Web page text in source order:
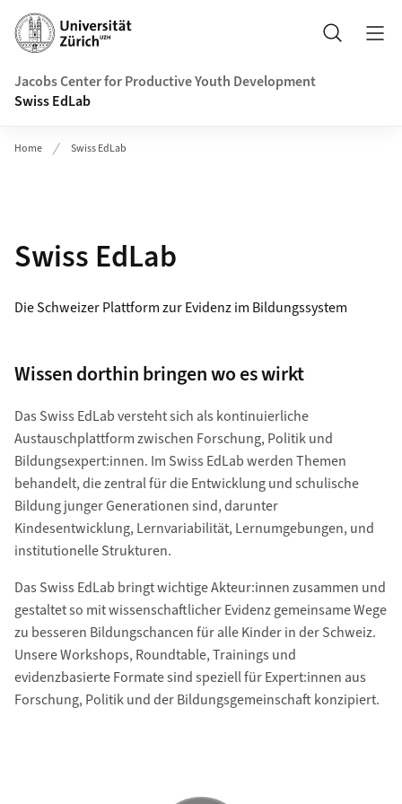
Header
Suche
Jacobs Center for Productive Youth Development
Swiss EdLab
Home Swiss EdLab
Swiss EdLab
Die Schweizer Plattform zur Evidenz im Bildungssystem
Wissen dorthin bringen wo es wirkt
Das Swiss EdLab versteht sich als kontinuierliche
Austauschplattform zwischen Forschung, Politik und
Bildungsexpert:innen. Im Swiss EdLab werden Themen
behandelt, die zentral für die Entwicklung und schulische
Bildung junger Generationen sind, darunter
Kindesentwicklung, Lernvariabilität, Lernumgebungen, und
institutionelle Strukturen.
Das Swiss EdLab bringt wichtige Akteur:innen zusammen und
gestaltet so mit wissenschaftlicher Evidenz gemeinsame Wege
zu besseren Bildungschancen für alle Kinder in der Schweiz.
Unsere Workshops, Roundtable, Trainings und
evidenzbasierte Formate sind speziell für Expert:innen aus
Forschung, Politik und der Bildungsgemeinschaft konzipiert.